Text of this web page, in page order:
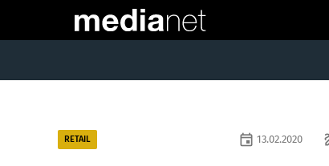
RETAIL event 13.02.2020